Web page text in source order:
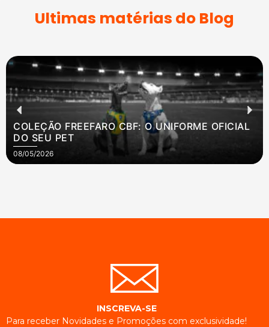
Ultimas matérias do Blog
COLEÇÃO FREEFARO CBF: O UNIFORME OFICIAL
DO SEU PET
08/05/2026
INSCREVA-SE
Para receber Novidades e Promoções com exclusividade!